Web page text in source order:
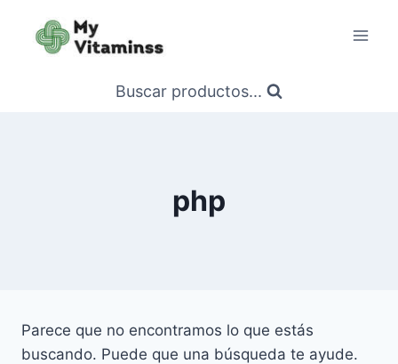
contenido
Buscar productos...
php
Parece que no encontramos lo que estás
buscando. Puede que una búsqueda te ayude.